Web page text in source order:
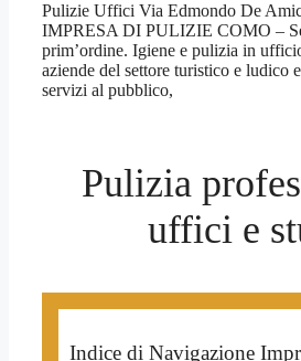
Pulizie Uffici Via Edmondo De
IMPRESA DI PULIZIE COMO –
prim’ordine. Igiene e pulizia in
aziende del settore turistico e ludico
servizi al pubblico,
Pulizia
uffici e
Indice di Navigazione